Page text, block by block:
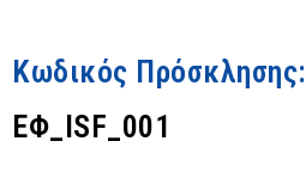
Κωδικός Πρόσκλησης:
ΕΦ_ISF_001